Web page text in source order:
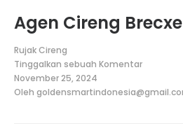
Agen Cireng
Rujak Cireng
Tinggalkan sebuah Komentar
pada
Agen
Cireng
November 25, 2024
Oleh